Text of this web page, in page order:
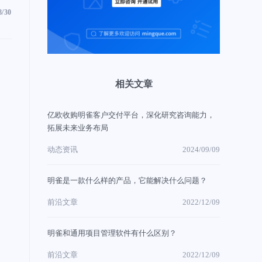
30
相关文章
亿欧收购明雀客户交付平台，深化研究咨询能力，
拓展未来业务布局
动态资讯 2024/09/09
明雀是一款什么样的产品，它能解决什么问题？
前沿文章 2022/12/09
明雀和通用项目管理软件有什么区别？
前沿文章 2022/12/09